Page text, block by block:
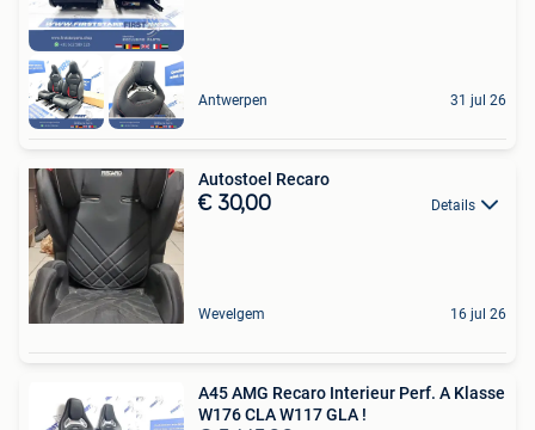
Antwerpen 31 jul 26
Autostoel Recaro
€ 30,00 Details
Wevelgem 16 jul 26
A45 AMG Recaro Interieur Perf. A Klasse
W176 CLA W117 GLA !